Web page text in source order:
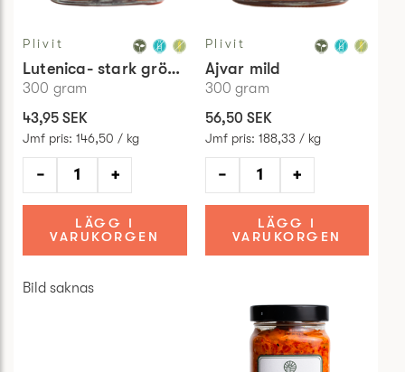
Plivit
Lutenica- stark grönsaksröra
300 gram
43,95 SEK
Jmf pris: 146,50 / kg
− +
LÄGG I
VARUKORGEN
Plivit
Ajvar mild
300 gram
56,50 SEK
Jmf pris: 188,33 / kg
− +
LÄGG I
VARUKORGEN
Bild saknas